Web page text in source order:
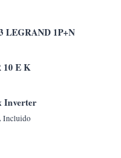
LEGRAND 1P+N
10 E K
Inverter
Incluido